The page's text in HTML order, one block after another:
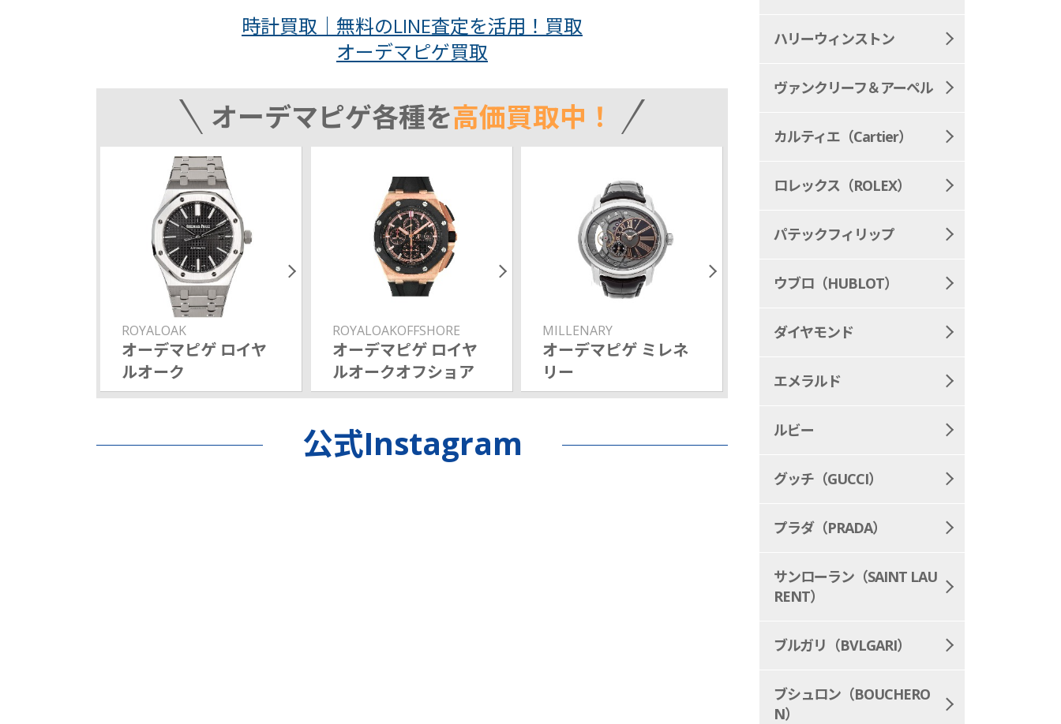
時計買取｜無料のLINE査定を活用！買取
オーデマピゲ買取
オーデマピゲ各種を高価買取中！
ROYALOAK
オーデマピゲ ロイヤ
ルオーク
ROYALOAKOFFSHORE
オーデマピゲ ロイヤ
ルオークオフショア
MILLENARY
オーデマピゲ ミレネ
リー
公式Instagram
ハリーウィンストン
ヴァンクリーフ＆アーペル
カルティエ（Cartier）
ロレックス（ROLEX）
パテックフィリップ
ウブロ（HUBLOT）
ダイヤモンド
エメラルド
ルビー
グッチ（GUCCI）
プラダ（PRADA）
サンローラン（SAINT LAU
RENT）
ブルガリ（BVLGARI）
ブシュロン（BOUCHERO
N）